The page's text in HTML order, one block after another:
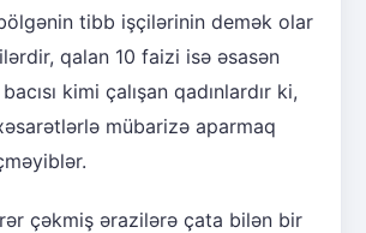
tibb işçilərinin demək olar
qalan 10 faizi isə əsasən
kimi çalışan qadınlardır ki,
mübarizə aparmaq
çəkmiş ərazilərə çata bilən bir